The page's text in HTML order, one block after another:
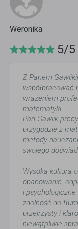
Weronika
5/5
Z Panem
współpracować
wrażeniem
matematyki.
Pan Gawlik
przygodzie z
metody
swojego
Wysoka kultura
opanowanie,
i
zdolność do
przejrzysty i
niewątpliwie